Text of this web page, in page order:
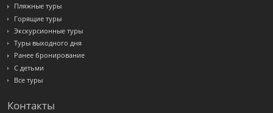
Пляжные туры
Горящие туры
Экскурсионные туры
Туры выходного дня
Ранее бронирование
С детьми
Все туры
Контакты